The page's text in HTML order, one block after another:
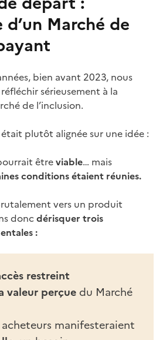
d’un Marché de
bien avant 2023, nous
sérieusement à la
de l’inclusion.
était plutôt alignée sur une idée :
êtreviable… mais
conditions étaient réunies.
vers un produit
doncdérisquer trois
:
restreint
valeur perçue du Marché
acheteurs manifesteraient